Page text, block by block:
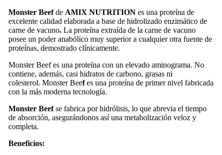
Monster BeefdeAMIX NUTRITION es una proteína de
excelente calidad elaborada a base de hidrolizado enzimático de
carne de vacuno.La proteína extraída de la carne de vacuno
posee un poder anabólico muy superior a cualquier otra fuente de
proteínas, demostrado clínicamente.
Monster Beef es una proteína con un elevado aminograma. No
contiene, además, casi hidratos de carbono, grasas ni
colesterol. Monster Beefes una proteína de primer nivel fabricada
con la más moderna tecnología.
Monster Beefse fabrica por hidrólisis, lo que abrevia el tiempo
de absorción, asegurándonos así una metabolización veloz y
completa.
Beneficios: